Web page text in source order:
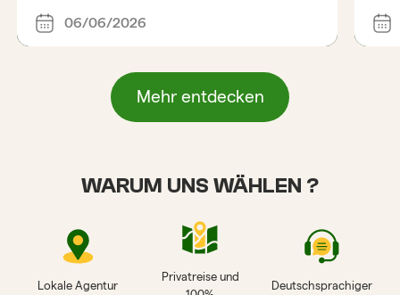
06/06/2026
Mehr entdecken
WARUM UNS WÄHLEN ?
Lokale Agentur
Privatreise und
Deutschsprachiger